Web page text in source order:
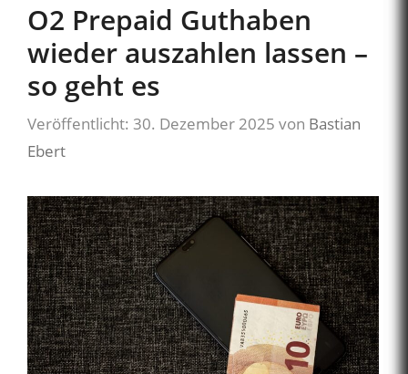
O2 Prepaid Guthaben
wieder auszahlen lassen –
so geht es
Veröffentlicht: 30. Dezember 2025 von Bastian
Ebert